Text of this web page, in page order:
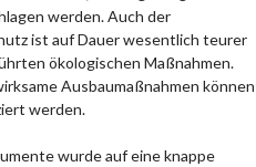
werden. Auch der
ist auf Dauer wesentlich teurer
ökologischen Maßnahmen.
Ausbaumaßnahmen können
werden.
wurde auf eine knappe